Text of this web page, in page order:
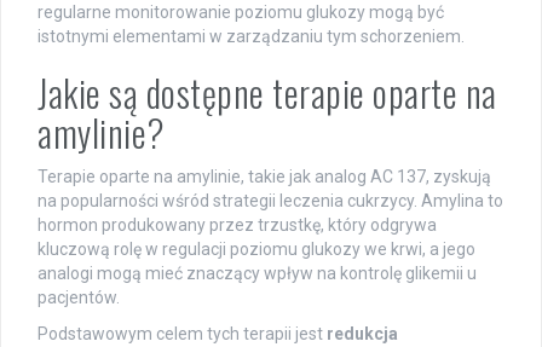
regularne monitorowanie poziomu glukozy mogą być
istotnymi elementami w zarządzaniu tym schorzeniem.
Jakie są dostępne terapie oparte na
amylinie?
Terapie oparte na amylinie, takie jak analog AC 137, zyskują
na popularności wśród strategii leczenia cukrzycy. Amylina to
hormon produkowany przez trzustkę, który odgrywa
kluczową rolę w regulacji poziomu glukozy we krwi, a jego
analogi mogą mieć znaczący wpływ na kontrolę glikemii u
pacjentów.
Podstawowym celem tych terapii jest redukcja